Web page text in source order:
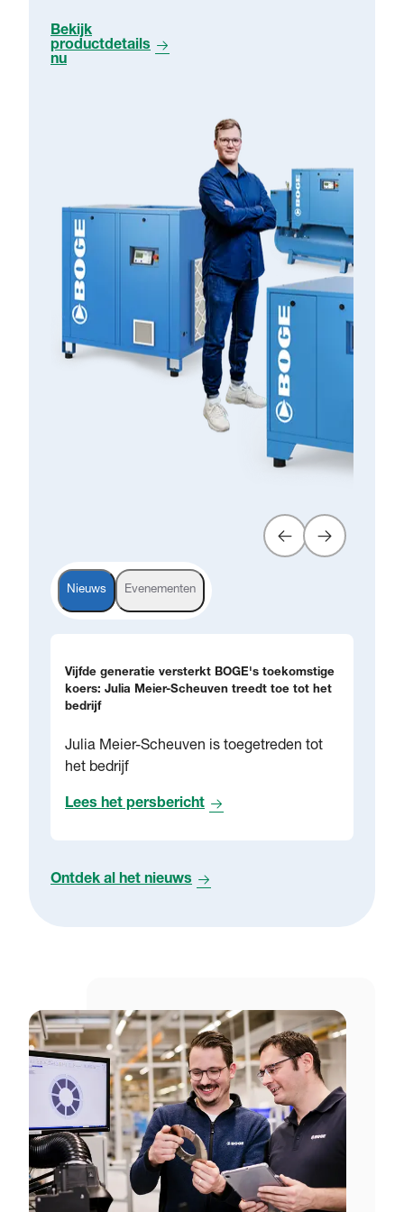
Bekijk
productdetails
nu
Nieuws Evenementen
Vijfde generatie versterkt BOGE's toekomstige
koers: Julia Meier-Scheuven treedt toe tot het
bedrijf
Julia Meier-Scheuven is toegetreden tot
het bedrijf
Lees het persbericht
Ontdek al het nieuws